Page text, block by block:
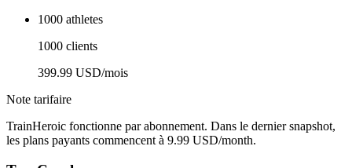
1000 athletes
1000 clients
399.99 USD/mois
Note tarifaire
TrainHeroic fonctionne par abonnement. Dans le dernier snapshot,
les plans payants commencent à 9.99 USD/month.